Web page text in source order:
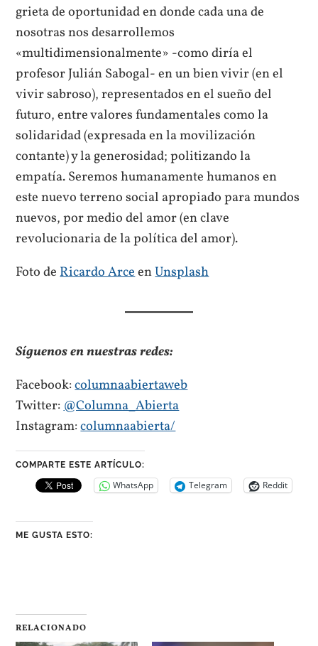
grieta de oportunidad en donde cada una de
nosotras nos desarrollemos
«multidimensionalmente» -como diría el
profesor Julián Sabogal- en un bien vivir (en el
vivir sabroso), representados en el sueño del
futuro, entre valores fundamentales como la
solidaridad (expresada en la movilización
contante) y la generosidad; politizando la
empatía. Seremos humanamente humanos en
este nuevo terreno social apropiado para mundos
nuevos, por medio del amor (en clave
revolucionaria de la política del amor).
Foto deRicardo ArceenUnsplash
Síguenos en nuestras redes:
Facebook:columnaabiertaweb
Twitter:@Columna_Abierta
Instagram:columnaabierta/
COMPARTE ESTE ARTÍCULO:
WhatsApp Telegram Reddit
ME GUSTA ESTO:
RELACIONADO